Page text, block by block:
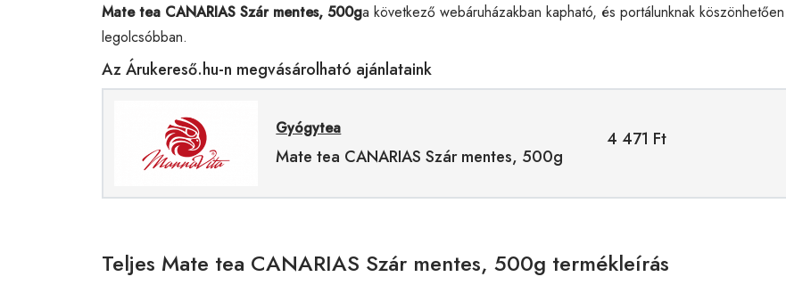
Mate tea CANARIAS Szár mentes, 500ga következő webáruházakban kapható, és portálunknak
legolcsóbban.
Az Árukereső.hu-n megvásárolható ajánlataink
Gyógytea
Mate tea CANARIAS Szár mentes, 500g
4 471 Ft
Teljes Mate tea CANARIAS Szár mentes, 500g termékleírás